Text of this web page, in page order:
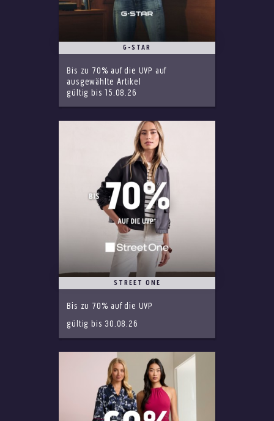
G-STAR
Bis zu 70% auf die UVP auf
ausgewählte Artikel
gültig bis 15.08.26
STREET ONE
Bis zu 70% auf die UVP
gültig bis 30.08.26